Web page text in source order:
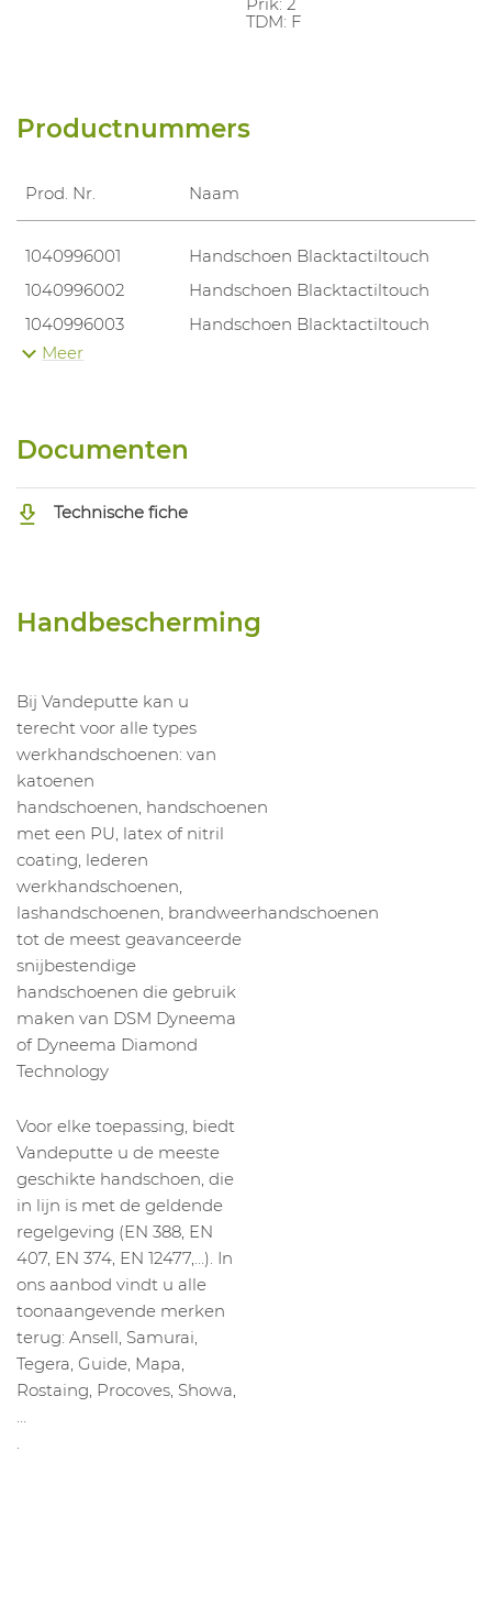
TDM: F
Productnummers
Prod. Nr. Naam
1040996001
Handschoen Blacktactiltouch
1040996002
Handschoen Blacktactiltouch
1040996003
Handschoen Blacktactiltouch
1040996004
1040996007
Meer
Documenten
Technische fiche
Handbescherming
Bij Vandeputte kan u
terecht voor alle types
werkhandschoenen: van
katoenen
handschoenen, handschoenen
met een PU, latex of nitril
coating, lederen
werkhandschoenen,
lashandschoenen, brandweerhandschoenen
tot de meest geavanceerde
snijbestendige
handschoenen die gebruik
maken van DSM Dyneema
of Dyneema Diamond
Technology
Voor elke toepassing, biedt
Vandeputte u de meeste
geschikte handschoen, die
in lijn is met de geldende
regelgeving (EN 388, EN
407, EN 374, EN 12477,…). In
ons aanbod vindt u alle
toonaangevende merken
terug: Ansell, Samurai,
Tegera, Guide, Mapa,
Rostaing, Procoves, Showa,
…
.